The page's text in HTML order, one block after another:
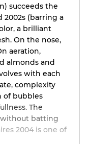
succeeds the
2002s (barring a
a brilliant
On the nose,
aeration,
almonds and
with each
complexity
of bubbles
The
without batting
2004 is one of